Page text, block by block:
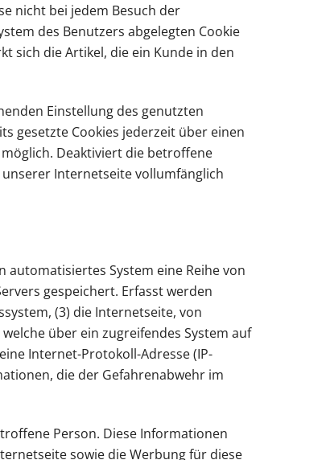
nicht bei jedem Besuch der
des Benutzers abgelegten Cookie
sich die Artikel, die ein Kunde in den
Einstellung des genutzten
gesetzte Cookies jederzeit über einen
Deaktiviert die betroffene
Internetseite vollumfänglich
System eine Reihe von
gespeichert. Erfasst werden
(3) die Internetseite, von
über ein zugreifendes System auf
Internet-Protokoll-Adresse (IP-
die der Gefahrenabwehr im
Person. Diese Informationen
sowie die Werbung für diese